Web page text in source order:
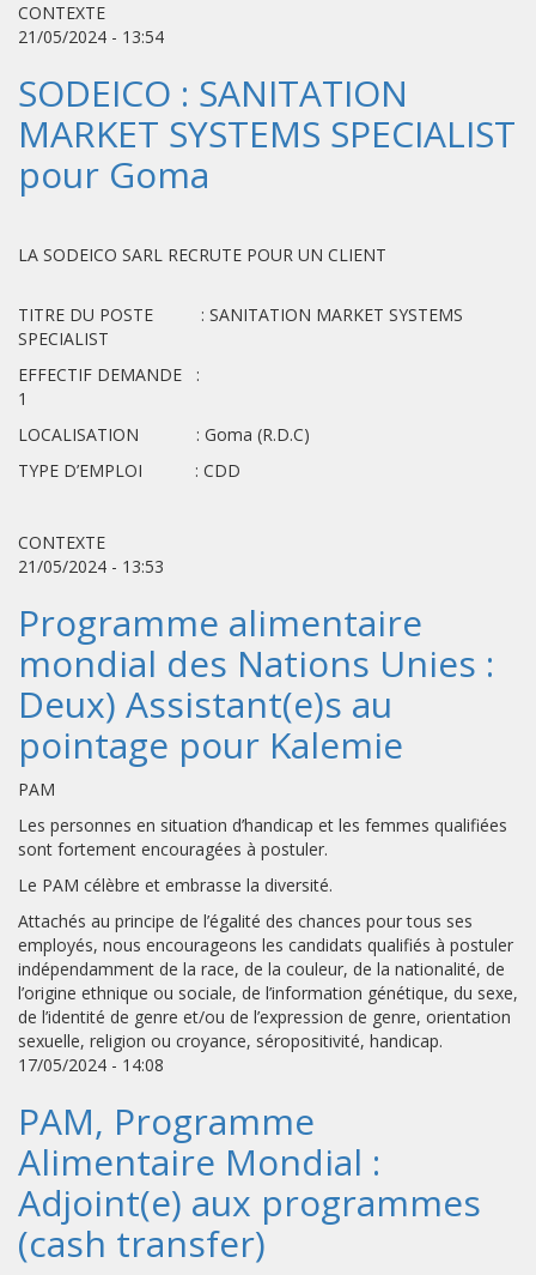
CONTEXTE
21/05/2024 - 13:54
SODEICO : SANITATION
MARKET SYSTEMS SPECIALIST
pour Goma
LA SODEICO SARL RECRUTE POUR UN CLIENT
TITRE DU POSTE : SANITATION MARKET SYSTEMS
SPECIALIST
EFFECTIF DEMANDE :
1
LOCALISATION : Goma (R.D.C)
TYPE D’EMPLOI : CDD
CONTEXTE
21/05/2024 - 13:53
Programme alimentaire
mondial des Nations Unies :
Deux) Assistant(e)s au
pointage pour Kalemie
PAM
Les personnes en situation d’handicap et les femmes qualifiées
sont fortement encouragées à postuler.
Le PAM célèbre et embrasse la diversité.
Attachés au principe de l’égalité des chances pour tous ses
employés, nous encourageons les candidats qualifiés à postuler
indépendamment de la race, de la couleur, de la nationalité, de
l’origine ethnique ou sociale, de l’information génétique, du sexe,
de l’identité de genre et/ou de l’expression de genre, orientation
sexuelle, religion ou croyance, séropositivité, handicap.
17/05/2024 - 14:08
PAM, Programme
Alimentaire Mondial :
Adjoint(e) aux programmes
(cash transfer)